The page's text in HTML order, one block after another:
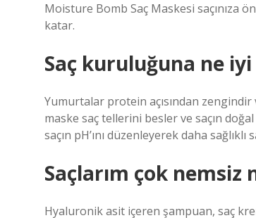
Moisture Bomb Saç Maskesi saçınıza
katar.
Saç kuruluğuna ne
Yumurtalar protein açısından
maske saç tellerini besler ve saçın
saçın pH’ını düzenleyerek daha
Saçlarım çok nemsiz
Hyaluronik asit içeren şampuan, saç